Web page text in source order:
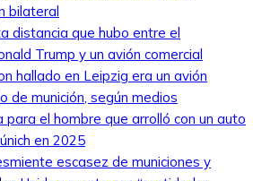
bilateral
distancia que hubo entre el
Trump y un avión comercial
hallado en Leipzig era un avión
de munición, según medios
para el hombre que arrolló con un auto
en 2025
escasez de municiones y